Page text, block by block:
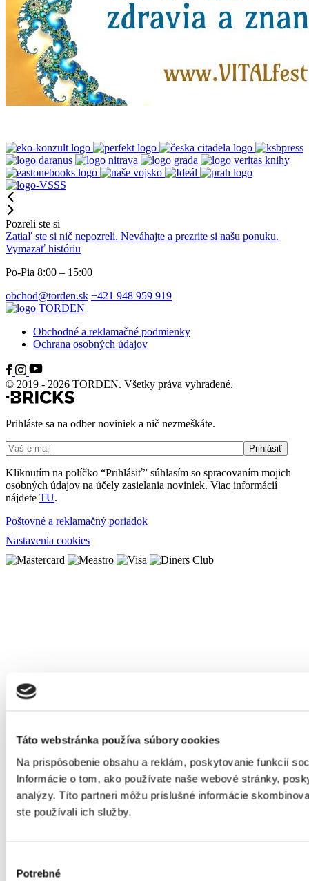
Táto webstránka používa súbory cookies
Na prispôsobenie obsahu a reklám, poskytovanie funkcií
Informácie o tom, ako používate naše webové stránky,
analýzy. Títo partneri môžu príslušné informácie
ste používali ich služby.
súhlasu
Potrebné
Pozreli ste si
Zatiaľ ste si nič nepozreli. Neváhajte a prezrite si našu ponuku.
Vymazať históriu
Po-Pia 8:00 – 15:00
obchod@torden.sk +421 948 959 919
Obchodné a reklamačné podmienky
Ochrana osobných údajov
© 2019 - 2026 TORDEN. Všetky práva vyhradené.
Prihláste sa na odber noviniek a nič nezmeškáte.
Kliknutím na políčko “Prihlásiť” súhlasím so spracovaním mojich
osobných údajov na účely zasielania noviniek. Viac informácií
nájdete TU.
Poštovné a reklamačný poriadok
Nastavenia cookies